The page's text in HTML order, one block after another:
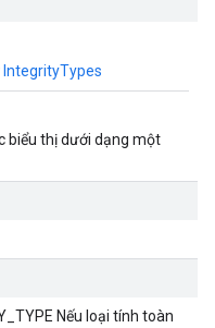
IntegrityTypes
biểu thị dưới dạng một
Nếu loại tính toàn